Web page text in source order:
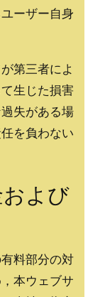
ーザー自身
第三者によ
生じた損害
失がある場
を負わない
よび
料部分の対
本ウェブサ